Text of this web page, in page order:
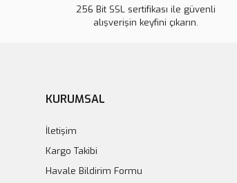
256 Bit SSL sertifikası ile güvenli
alışverişin keyfini çıkarın.
KURUMSAL
İletişim
Kargo Takibi
Havale Bildirim Formu